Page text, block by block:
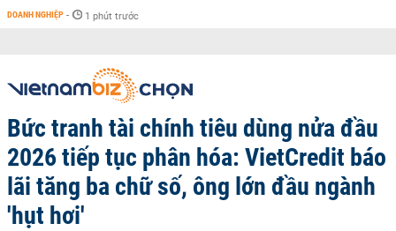
DOANH NGHIỆP - 1 phút trước
Bức tranh tài chính tiêu dùng nửa đầu
2026 tiếp tục phân hóa: VietCredit báo
lãi tăng ba chữ số, ông lớn đầu ngành
'hụt hơi'